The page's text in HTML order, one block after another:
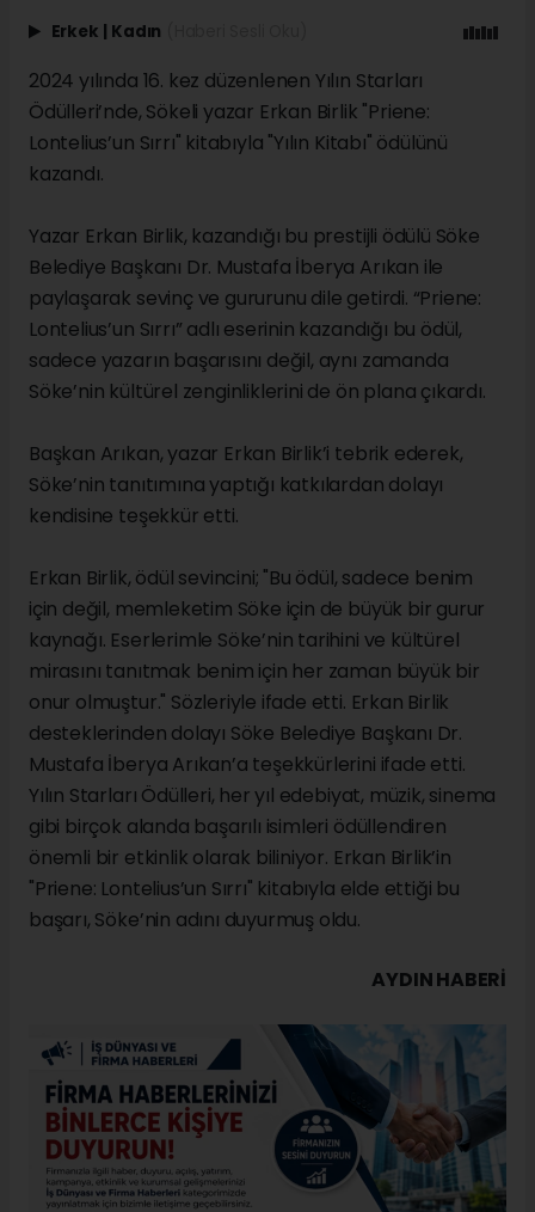
Erkek | Kadın
2024 yılında 16. kez düzenlenen Yılın Starları
Ödülleri’nde, Sökeli yazar Erkan Birlik "Priene:
Lontelius’un Sırrı" kitabıyla "Yılın Kitabı" ödülünü
kazandı.
Yazar Erkan Birlik, kazandığı bu prestijli ödülü Söke
Belediye Başkanı Dr. Mustafa İberya Arıkan ile
paylaşarak sevinç ve gururunu dile getirdi. “Priene:
Lontelius’un Sırrı” adlı eserinin kazandığı bu ödül,
sadece yazarın başarısını değil, aynı zamanda
Söke’nin kültürel zenginliklerini de ön plana çıkardı.
Başkan Arıkan, yazar Erkan Birlik’i tebrik ederek,
Söke’nin tanıtımına yaptığı katkılardan dolayı
kendisine teşekkür etti.
Erkan Birlik, ödül sevincini; "Bu ödül, sadece benim
için değil, memleketim Söke için de büyük bir gurur
kaynağı. Eserlerimle Söke’nin tarihini ve kültürel
mirasını tanıtmak benim için her zaman büyük bir
onur olmuştur." Sözleriyle ifade etti. Erkan Birlik
desteklerinden dolayı Söke Belediye Başkanı Dr.
Mustafa İberya Arıkan’a teşekkürlerini ifade etti.
Yılın Starları Ödülleri, her yıl edebiyat, müzik, sinema
gibi birçok alanda başarılı isimleri ödüllendiren
önemli bir etkinlik olarak biliniyor. Erkan Birlik’in
"Priene: Lontelius’un Sırrı" kitabıyla elde ettiği bu
başarı, Söke’nin adını duyurmuş oldu.
AYDIN HABERİ